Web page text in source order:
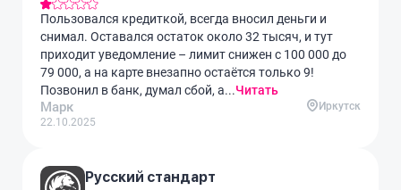
Пользовался кредиткой, всегда вносил деньги и
снимал. Оставался остаток около 32 тысяч, и тут
приходит уведомление – лимит снижен с 100 000 до
79 000, а на карте внезапно остаётся только 9!
Позвонил в банк, думал сбой, а...Читать
Марк
22.10.2025
Иркутск
Русский стандарт